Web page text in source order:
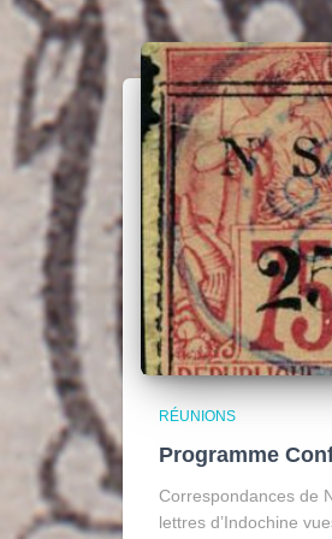
RÉUNIONS
Programme
Correspondances de
lettres d’Indochine